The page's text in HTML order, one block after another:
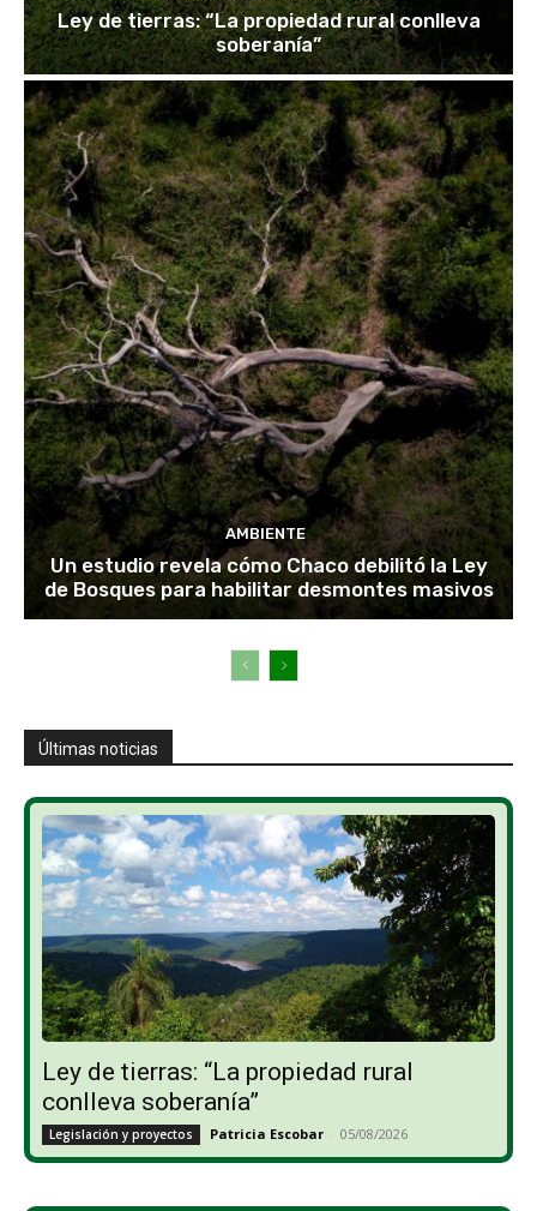
Ley de tierras: “La propiedad rural conlleva
soberanía”
AMBIENTE
Un estudio revela cómo Chaco debilitó la Ley
de Bosques para habilitar desmontes masivos
Últimas noticias
Ley de tierras: “La propiedad rural
conlleva soberanía”
Legislación y proyectos Patricia Escobar - 05/08/2026